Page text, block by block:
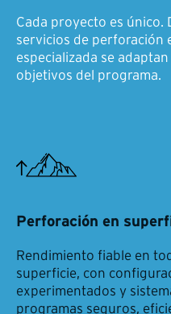
Cada proyecto es único.
servicios de perforación
especializada se
objetivos del programa.
Perforación en
Rendimiento fiable en
superficie, con
experimentados y
programas seguros,